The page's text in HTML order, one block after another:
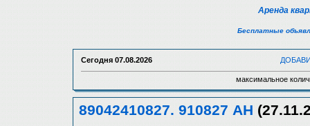
Аренда
Бесплатные
Сегодня 07.08.2026
максимальное
89042410827. 910827 АН